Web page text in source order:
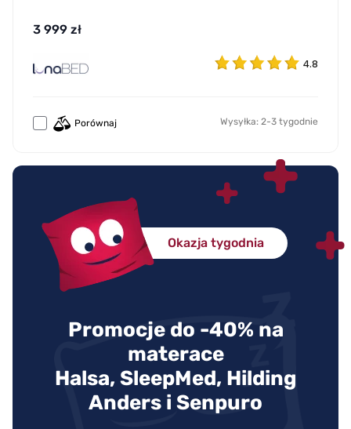
3 999 zł
4.8
Porównaj Wysyłka: 2-3 tygodnie
Okazja tygodnia
Promocje do -40% na
materace
Halsa, SleepMed, Hilding
Anders i Senpuro